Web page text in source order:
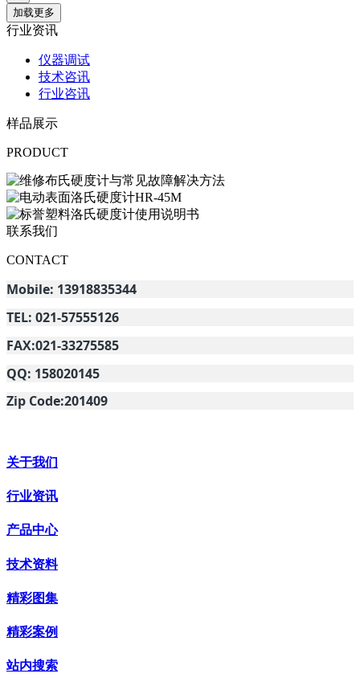
加载更多
行业资讯
仪器调试
技术咨讯
行业咨讯
样品展示
PRODUCT
联系我们
CONTACT
Mobile: 13918835344
TEL: 021-57555126
FAX:021-33275585
QQ: 158020145
Zip Code:201409
关于我们
行业资讯
产品中心
技术资料
精彩图集
精彩案例
站内搜索